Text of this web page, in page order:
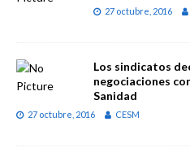
27 octubre, 2016
Los sindicatos
negociaciones
Sanidad
27 octubre, 2016 CESM